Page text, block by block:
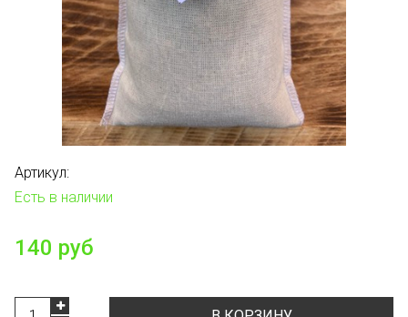
Артикул:
Есть в наличии
140 руб